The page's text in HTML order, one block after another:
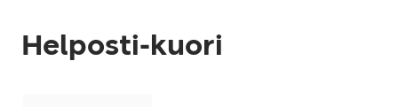
Helposti-kuori